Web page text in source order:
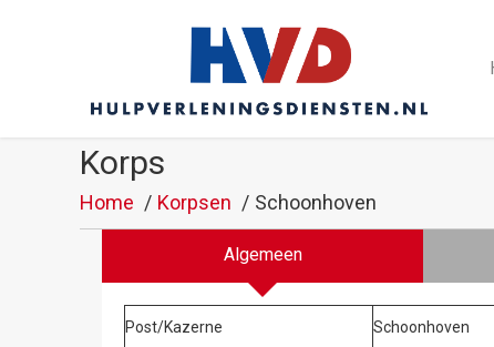
Korps
Home Korpsen Schoonhoven
Algemeen
Post/Kazerne Schoonhoven